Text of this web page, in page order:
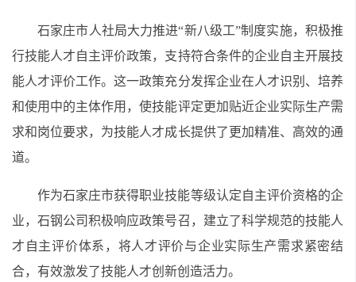
石家庄市人社局大力推进“新八级工”制度实施，积极推
行技能人才自主评价政策，支持符合条件的企业自主开展技
能人才评价工作。这一政策充分发挥企业在人才识别、培养
和使用中的主体作用，使技能评定更加贴近企业实际生产需
求和岗位要求，为技能人才成长提供了更加精准、高效的通
道。
作为石家庄市获得职业技能等级认定自主评价资格的企
业，石钢公司积极响应政策号召，建立了科学规范的技能人
才自主评价体系，将人才评价与企业实际生产需求紧密结
合，有效激发了技能人才创新创造活力。